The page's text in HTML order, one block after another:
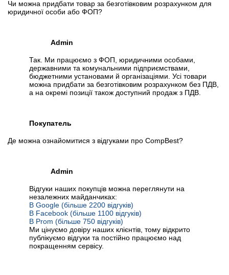
Чи можна придбати товар за безготівковим розрахунком для
юридичної особи або ФОП?
Admin
Так. Ми працюємо з ФОП, юридичними особами,
державними та комунальними підприємствами,
бюджетними установами й організаціями. Усі товари
можна придбати за безготівковим розрахунком без ПДВ,
а на окремі позиції також доступний продаж з ПДВ.
Покупатель
Де можна ознайомитися з відгуками про CompBest?
Admin
Відгуки наших покупців можна переглянути на
незалежних майданчиках:
В Google (більше 2200 відгуків)
В Facebook (більше 1100 відгуків)
В Prom (більше 750 відгуків)
Ми цінуємо довіру наших клієнтів, тому відкрито
публікуємо відгуки та постійно працюємо над
покращенням сервісу.